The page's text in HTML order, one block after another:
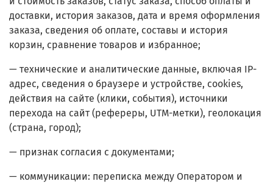
доставки, история заказов, дата и время оформления
заказа, сведения об оплате, составы и история
корзин, сравнение товаров и избранное;
— технические и аналитические данные, включая IP-
адрес, сведения о браузере и устройстве, сookies,
действия на сайте (клики, события), источники
перехода на сайт (рефереры, UTM-метки), геолокация
(страна, город);
— признак согласия с документами;
— коммуникации: переписка между Оператором и